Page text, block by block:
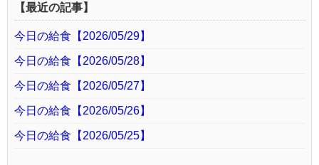
【最近の記事】
今日の給食【2026/05/29】
今日の給食【2026/05/28】
今日の給食【2026/05/27】
今日の給食【2026/05/26】
今日の給食【2026/05/25】